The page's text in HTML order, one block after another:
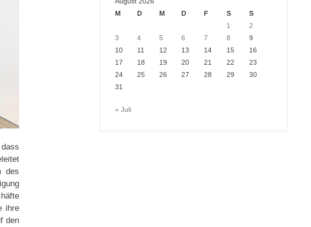
des
ihre
den
M
D M D F S
S
1
2
3
4 5 6 7 8
9
10
11 12 13 14 15
16
17
18 19 20 21 22
23
24
25 26 27 28 29
30
31
« Juli